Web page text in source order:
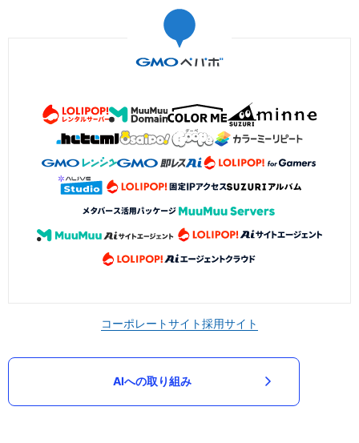
コーポレートサイト採用サイト
AIへの取り組み